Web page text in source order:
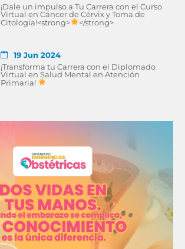
¡Dale un impulso a Tu Carrera con el Curso
Virtual en Cáncer de Cérvix y Toma de
Citología!<strong>
</strong>
19 Jun 2024
¡Transforma tu Carrera con el Diplomado
Virtual en Salud Mental en Atención
Primaria!